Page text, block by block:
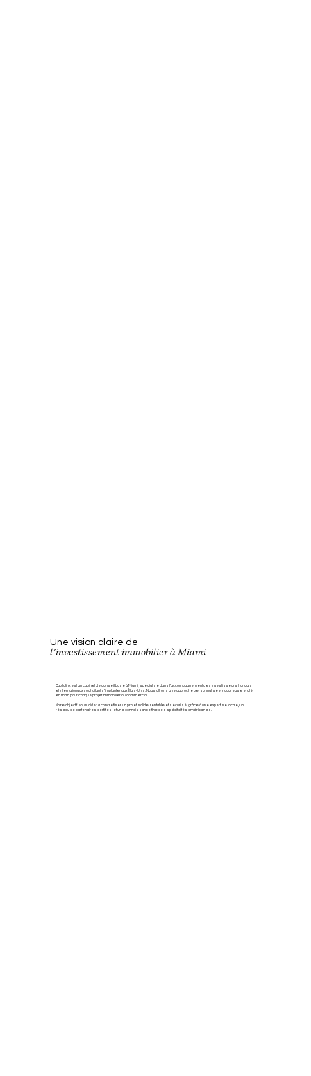
Une vision claire de
l’investissement immobilier à Miami
Capitalink est un cabinet de conseil basé à Miami, spécialisé dans l’accompagnement des investisseurs français
et internationaux souhaitant s’implanter aux États-Unis. Nous offrons une approche personnalisée, rigoureuse et clé
en main pour chaque projet immobilier ou commercial.
Notre objectif : vous aider à concrétiser un projet solide, rentable et sécurisé, grâce à une expertise locale, un
réseau de partenaires certifiés, et une connaissance fine des spécificités américaines.